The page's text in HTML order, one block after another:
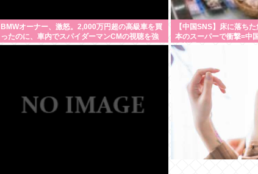
BMWオーナー、激怒。2,000万円超の高級車を買
ったのに、車内でスパイダーマンCMの視聴を強
制されてしまう。
【中国SNS】床に落ち
本のスーパーで衝撃=中
「普通じゃない？」